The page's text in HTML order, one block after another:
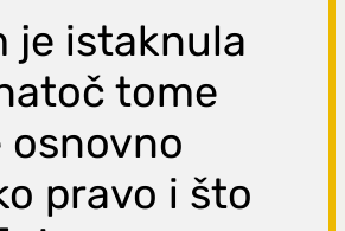
je istaknula
tome
osnovno
pravo i što